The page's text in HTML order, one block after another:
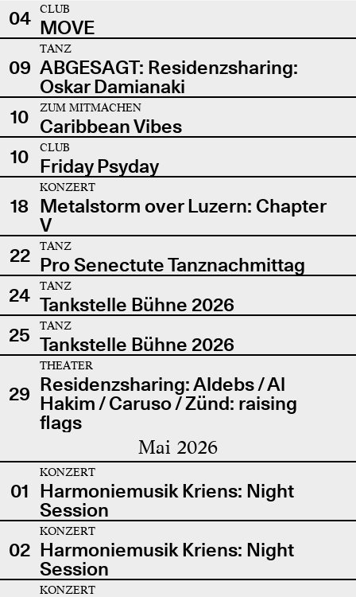
04
CLUB
MOVE
09
TANZ
ABGESAGT: Residenzsharing:
Oskar Damianaki
10
ZUM MITMACHEN
Caribbean Vibes
10
CLUB
Friday Psyday
18
KONZERT
Metalstorm over Luzern: Chapter
V
22
TANZ
Pro Senectute Tanznachmittag
24
TANZ
Tankstelle Bühne 2026
25
TANZ
Tankstelle Bühne 2026
29
THEATER
Residenzsharing: Aldebs / Al
Hakim / Caruso / Zünd: raising
flags
Mai 2026
01
KONZERT
Harmoniemusik Kriens: Night
Session
02
KONZERT
Harmoniemusik Kriens: Night
Session
KONZERT